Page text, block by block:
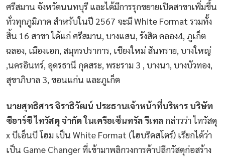
ศรีสมาน จังหวัดนนทบุรี และได้มีการรุกขยายเปิดสาขาเพิ่มขึ้น
ทั่วทุกภูมิภาค สำหรับในปี 2567 จะมี White Format รวมทั้ง
สิ้น 16 สาขา ได้แก่ ศรีสมาน, บางแสน, รังสิต คลอง4, ภูเก็ต
ฉลอง, เมืองเอก, สมุทรปราการ, เชียงใหม่ สันทราย, บางใหญ่
,นครอินทร์, อุดรธานี กุดสระ, พระราม 3 , บางนา, บางบัวทอง,
สุขาภิบาล 3, ขอนแก่น และภูเก็ต
นายสุทธิสาร จิราธิวัฒน์ ประธานเจ้าหน้าที่บริหาร บริษัท
ซีอาร์ซี ไทวัสดุ จำกัด ในเครือเซ็นทรัล รีเทล กล่าวว่า ไทวัสดุ
x บีเอ็นบี โฮม เป็น White Format (ไฮบริดสโตร์) เรียกได้ว่า
เป็น Game Changer ที่เข้ามาพลิกวงการค้าปลีกวัสดุก่อสร้าง